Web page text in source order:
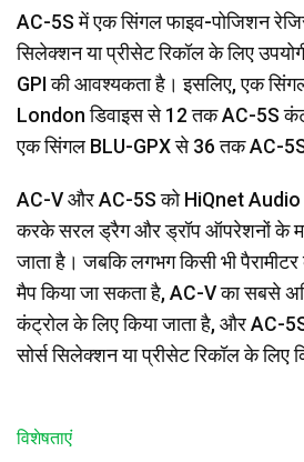
AC-5S में एक सिंगल फाइव-पोजिशन
सिलेक्शन या प्रीसेट रिकॉल के लिए
GPI की आवश्यकता है। इसलिए, एक
London डिवाइस से 12 तक AC-5S
एक सिंगल BLU-GPX से 36 तक AC-
AC-V और AC-5S को HiQnet
करके सरल ड्रैग और ड्रॉप ऑपरेशनों के
जाता है। जबकि लगभग किसी भी
मैप किया जा सकता है, AC-V का सबसे
कंट्रोल के लिए किया जाता है, और AC-
सोर्स सिलेक्शन या प्रीसेट रिकॉल के लिए
विशेषताएं